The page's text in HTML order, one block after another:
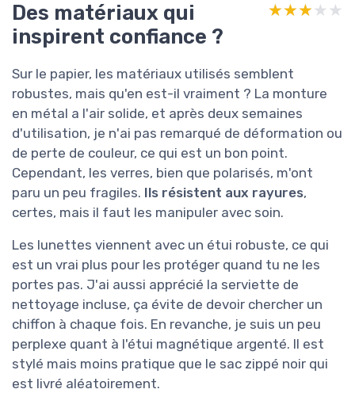
Des matériaux qui
inspirent confiance ?
★★★★★
★★★★★
Sur le papier, les matériaux utilisés semblent
robustes, mais qu'en est-il vraiment ? La monture
en métal a l'air solide, et après deux semaines
d'utilisation, je n'ai pas remarqué de déformation ou
de perte de couleur, ce qui est un bon point.
Cependant, les verres, bien que polarisés, m'ont
paru un peu fragiles. Ils résistent aux rayures,
certes, mais il faut les manipuler avec soin.
Les lunettes viennent avec un étui robuste, ce qui
est un vrai plus pour les protéger quand tu ne les
portes pas. J'ai aussi apprécié la serviette de
nettoyage incluse, ça évite de devoir chercher un
chiffon à chaque fois. En revanche, je suis un peu
perplexe quant à l'étui magnétique argenté. Il est
stylé mais moins pratique que le sac zippé noir qui
est livré aléatoirement.